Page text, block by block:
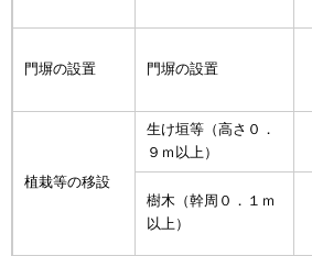
門塀の設置 門塀の設置
植栽等の移設
生け垣等（高さ０．
９ｍ以上）
樹木（幹周０．１ｍ
以上）